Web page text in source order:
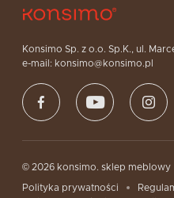
Konsimo Sp. z o.o. Sp.K., ul.
e-mail: konsimo@konsimo.pl
© 2026 konsimo. sklep meblowy
Polityka prywatności